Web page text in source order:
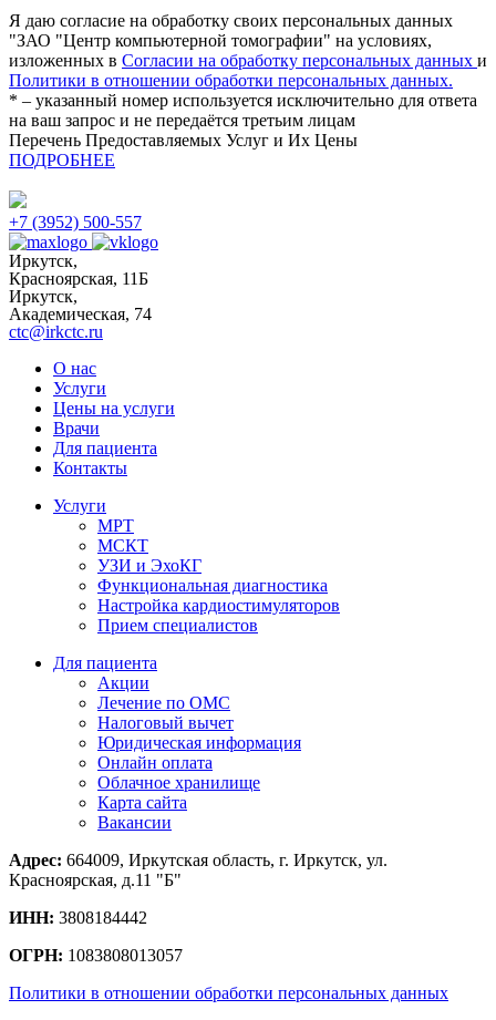
Я даю согласие на обработку своих персональных данных
"ЗАО "Центр компьютерной томографии" на условиях,
изложенных в Согласии на обработку персональных данных и
Политики в отношении обработки персональных данных.
* – указанный номер используется исключительно для ответа
на ваш запрос и не передаётся третьим лицам
Перечень Предоставляемых Услуг и Их Цены
ПОДРОБНЕЕ
+7 (3952) 500-557
Иркутск,
Красноярская, 11Б
Иркутск,
Академическая, 74
ctc@irkctc.ru
О нас
Услуги
Цены на услуги
Врачи
Для пациента
Контакты
Услуги
МРТ
МСКТ
УЗИ и ЭхоКГ
Функциональная диагностика
Настройка кардиостимуляторов
Прием специалистов
Для пациента
Акции
Лечение по ОМС
Налоговый вычет
Юридическая информация
Онлайн оплата
Облачное хранилище
Карта сайта
Вакансии
Адрес: 664009, Иркутская область, г. Иркутск, ул.
Красноярская, д.11 "Б"
ИНН: 3808184442
ОГРН: 1083808013057
Политики в отношении обработки персональных данных